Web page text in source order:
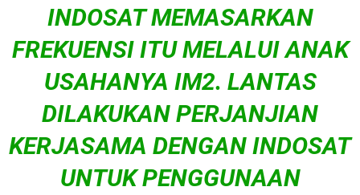
INDOSAT MEMASARKAN
FREKUENSI ITU MELALUI ANAK
USAHANYA IM2. LANTAS
DILAKUKAN PERJANJIAN
KERJASAMA DENGAN INDOSAT
UNTUK PENGGUNAAN